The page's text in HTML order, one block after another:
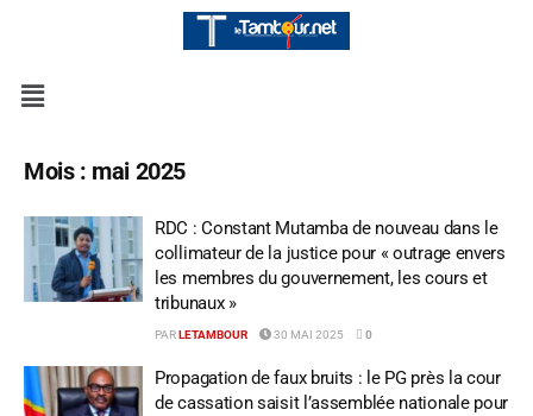
Mois : mai 2025
RDC : Constant Mutamba de nouveau dans le
collimateur de la justice pour « outrage envers
les membres du gouvernement, les cours et
tribunaux »
PAR LETAMBOUR 30 MAI 2025 0
Propagation de faux bruits : le PG près la cour
de cassation saisit l’assemblée nationale pour